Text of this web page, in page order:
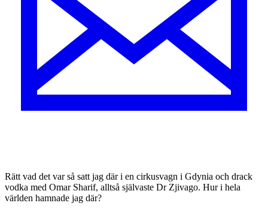
Rätt vad det var så satt jag där i en cirkusvagn i Gdynia och drack
vodka med Omar Sharif, alltså självaste Dr Zjivago. Hur i hela
världen hamnade jag där?